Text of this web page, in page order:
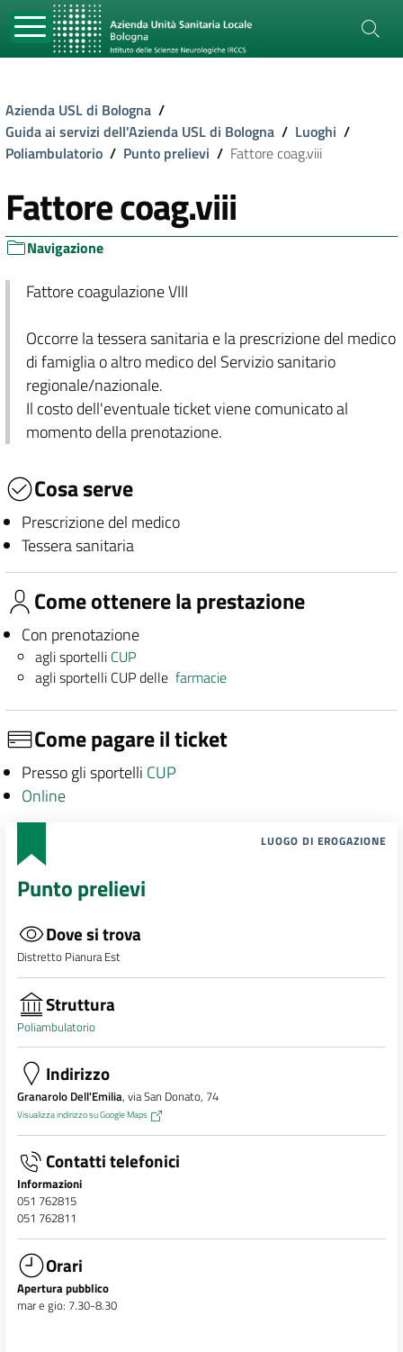
Azienda USL di Bologna /
Guida ai servizi dell'Azienda USL di Bologna / Luoghi /
Poliambulatorio / Punto prelievi / Fattore coag.viii
Fattore coag.viii
Navigazione
Fattore coagulazione VIII
Occorre la tessera sanitaria e la prescrizione del medico
di famiglia o altro medico del Servizio sanitario
regionale/nazionale.
Il costo dell'eventuale ticket viene comunicato al
momento della prenotazione.
Cosa serve
Prescrizione del medico
Tessera sanitaria
Come ottenere la prestazione
Con prenotazione
agli sportelli CUP
agli sportelli CUP dellefarmacie
Come pagare il ticket
Presso gli sportelli CUP
Online
LUOGO DI EROGAZIONE
Punto prelievi
Dove si trova
Distretto Pianura Est
Struttura
Poliambulatorio
Indirizzo
Granarolo Dell'Emilia, via San Donato, 74
Visualizza indirizzo su Google Maps
Contatti telefonici
Informazioni
051 762815
051 762811
Orari
Apertura pubblico
mar e gio: 7.30-8.30